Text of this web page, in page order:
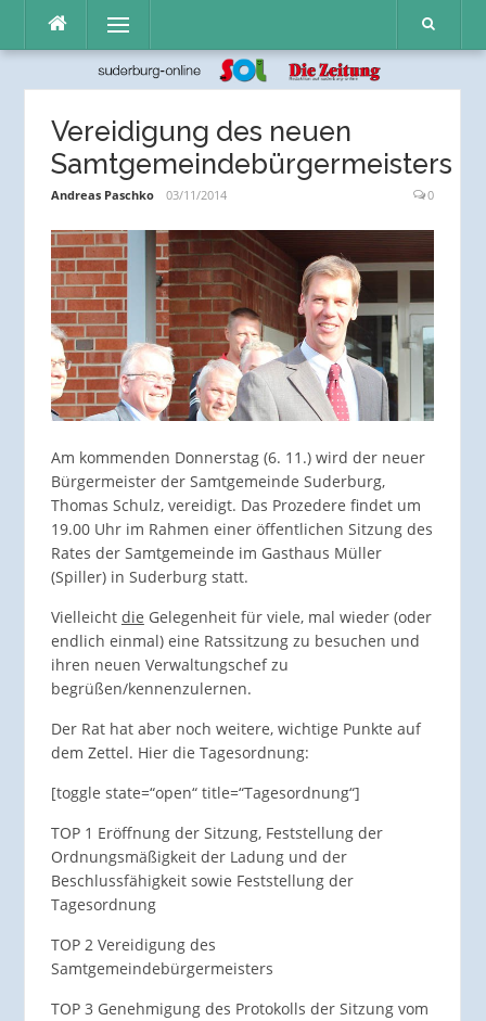
Inhalt
Menü
Vereidigung des neuen
Samtgemeindebürgermeisters
Andreas Paschko 03/11/2014 0
Am kommenden Donnerstag (6. 11.) wird der neuer
Bürgermeister der Samtgemeinde Suderburg,
Thomas Schulz, vereidigt. Das Prozedere findet um
19.00 Uhr im Rahmen einer öffentlichen Sitzung des
Rates der Samtgemeinde im Gasthaus Müller
(Spiller) in Suderburg statt.
Vielleicht die Gelegenheit für viele, mal wieder (oder
endlich einmal) eine Ratssitzung zu besuchen und
ihren neuen Verwaltungschef zu
begrüßen/kennenzulernen.
Der Rat hat aber noch weitere, wichtige Punkte auf
dem Zettel. Hier die Tagesordnung:
[toggle state=“open“ title=“Tagesordnung“]
TOP 1 Eröffnung der Sitzung, Feststellung der
Ordnungsmäßigkeit der Ladung und der
Beschlussfähigkeit sowie Feststellung der
Tagesordnung
TOP 2 Vereidigung des
Samtgemeindebürgermeisters
TOP 3 Genehmigung des Protokolls der Sitzung vom